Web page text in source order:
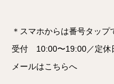
＊スマホからは番号タップ
受付 10:00〜19:00／定
メールはこちらへ